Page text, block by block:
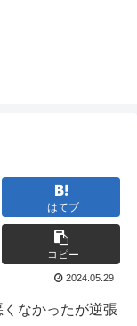
はてブ
コピー
2024.05.29
なかったが逆張